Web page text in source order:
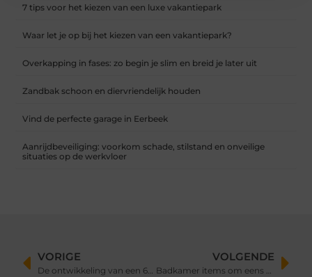
7 tips voor het kiezen van een luxe vakantiepark
Waar let je op bij het kiezen van een vakantiepark?
Overkapping in fases: zo begin je slim en breid je later uit
Zandbak schoon en diervriendelijk houden
Vind de perfecte garage in Eerbeek
Aanrijdbeveiliging: voorkom schade, stilstand en onveilige
situaties op de werkvloer
VORIGE
De ontwikkeling van een 6-jarige
VOLGENDE
Badkamer items om eens uit te proberen